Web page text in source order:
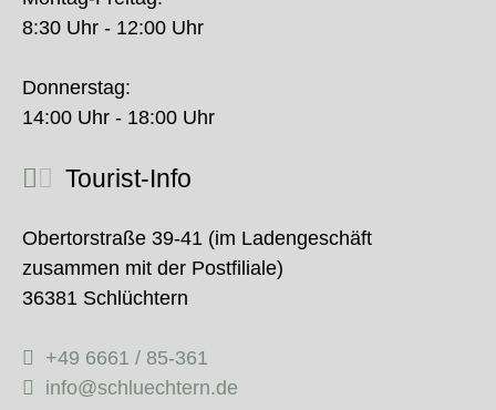
8:30 Uhr - 12:00 Uhr
Donnerstag:
14:00 Uhr - 18:00 Uhr
Tourist-Info
Obertorstraße 39-41 (im Ladengeschäft
zusammen mit der Postfiliale)
36381 Schlüchtern
+49 6661 / 85-361
info@schluechtern.de